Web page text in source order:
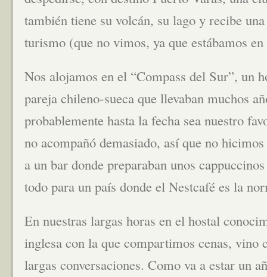
también tiene su volcán, su lago y recibe
turismo (que no vimos, ya que estábamos
Nos alojamos en el “Compass del Sur”, un
pareja chileno-sueca que llevaban muchos
probablemente hasta la fecha sea nuestro
no acompañó demasiado, así que no
a un bar donde preparaban unos
todo para un país donde el Nestcafé es la
En nuestras largas horas en el hostal
inglesa con la que compartimos cenas, vino
largas conversaciones. Como va a estar un